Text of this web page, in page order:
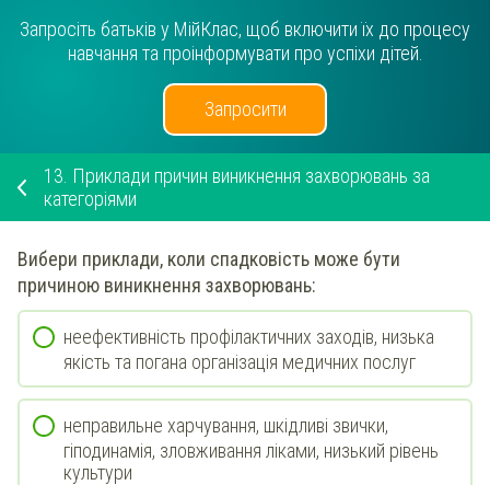
Запросіть батьків у МійКлас, щоб включити їх до процесу
навчання та проінформувати про успіхи дітей.
Запросити
13. Приклади причин виникнення захворювань за
категоріями
Вибери приклади, коли спадковість може бути
причиною виникнення захворювань:
неефективність профілактичних заходів, низька
якість та погана організація медичних послуг
неправильне харчування, шкідливі звички,
гіподинамія, зловживання ліками, низький рівень
культури